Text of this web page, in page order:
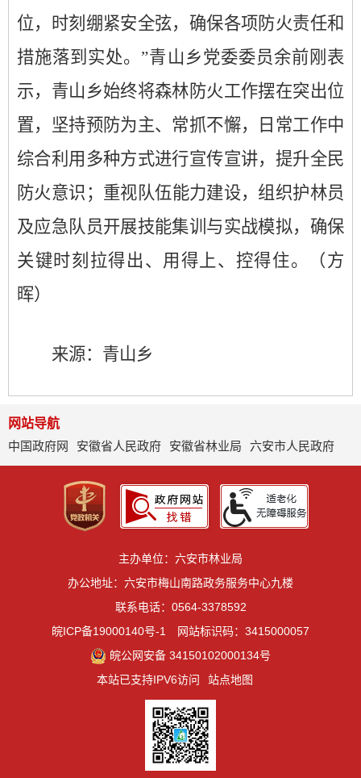
位，时刻绷紧安全弦，确保各项防火责任和
措施落到实处。”青山乡党委委员余前刚表
示，青山乡始终将森林防火工作摆在突出位
置，坚持预防为主、常抓不懈，日常工作中
综合利用多种方式进行宣传宣讲，提升全民
防火意识；重视队伍能力建设，组织护林员
及应急队员开展技能集训与实战模拟，确保
关键时刻拉得出、用得上、控得住。（方
晖）
来源：青山乡
网站导航
中国政府网
安徽省人民政府 安徽省林业局 六安市人民政府
主办单位：六安市林业局
办公地址：六安市梅山南路政务服务中心九楼
联系电话：0564-3378592
皖ICP备19000140号-1
网站标识码：3415000057
皖公网安备 34150102000134号
本站已支持IPV6访问
站点地图